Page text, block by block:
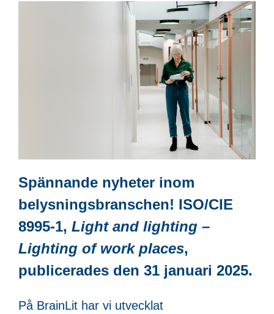
Spännande nyheter inom
belysningsbranschen! ISO/CIE
8995-1, Light and lighting –
Lighting of work places,
publicerades den 31 januari 2025.
På BrainLit har vi utvecklat